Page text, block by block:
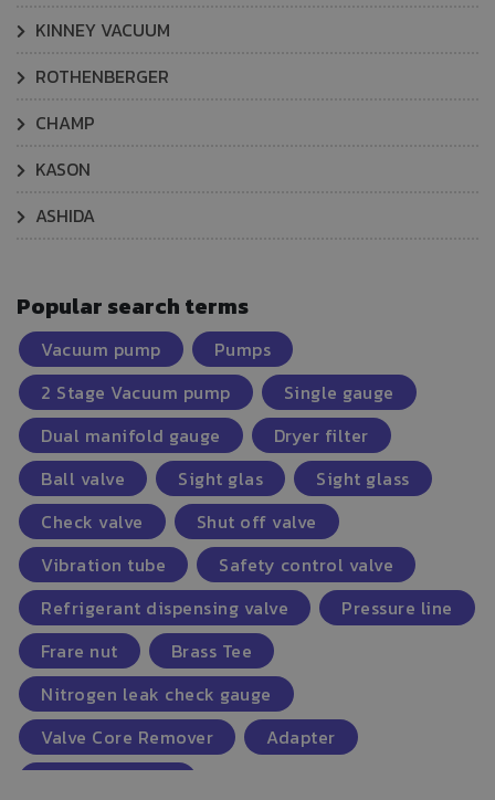
KINNEY VACUUM
ROTHENBERGER
CHAMP
KASON
ASHIDA
Popular search terms
Vacuum pump
Pumps
2 Stage Vacuum pump
Single gauge
Dual manifold gauge
Dryer filter
Ball valve
Sight glas
Sight glass
Check valve
Shut off valve
Vibration tube
Safety control valve
Refrigerant dispensing valve
Pressure line
Frare nut
Brass Tee
Nitrogen leak check gauge
Valve Core Remover
Adapter